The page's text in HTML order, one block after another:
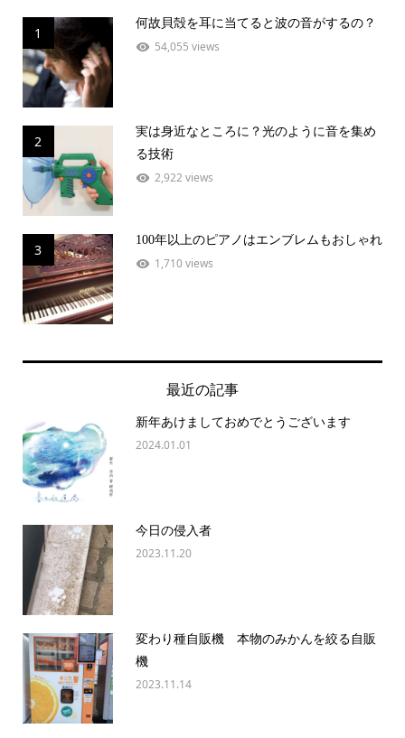
1
何故貝殻を耳に当てると波の音がするの？
54,055 views
2
実は身近なところに？光のように音を集め
る技術
2,922 views
3
100年以上のピアノはエンブレムもおしゃれ
1,710 views
最近の記事
新年あけましておめでとうございます
2024.01.01
今日の侵入者
2023.11.20
変わり種自販機 本物のみかんを絞る自販
機
2023.11.14